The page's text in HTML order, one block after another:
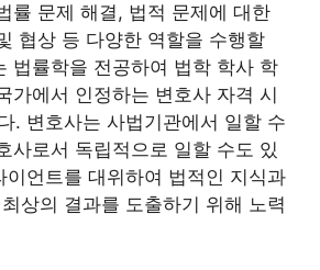
률 문제 해결, 법적 문제에 대한
협상 등 다양한 역할을 수행할
법률학을 전공하여 법학 학사 학
가에서 인정하는 변호사 자격 시
. 변호사는 사법기관에서 일할 수
사로서 독립적으로 일할 수도 있
이언트를 대위하여 법적인 지식과
상의 결과를 도출하기 위해 노력